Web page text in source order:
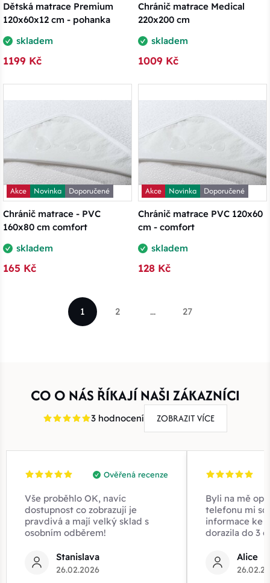
Dětská matrace Premium
120x60x12 cm - pohanka
skladem
1199 Kč
Chránič matrace Medical
220x200 cm
skladem
1009 Kč
Akce Novinka
Doporučené
Chránič matrace - PVC
160x80 cm comfort
skladem
165 Kč
Akce Novinka
Doporučené
Chránič matrace PVC 120x60
cm - comfort
skladem
128 Kč
1 2 ... 27
CO O NÁS ŘÍKAJÍ NAŠI ZÁKAZNÍCI
3 hodnocení ZOBRAZIT VÍCE
Ověřená recenze
Vše proběhlo OK, navíc
dostupnost co zobrazují je
pravdivá a mají velký sklad s
osobním odběrem!
Stanislava
26.02.2026
Byli na mě
telefonu mi
informace ke
dorazila do 3
Alice